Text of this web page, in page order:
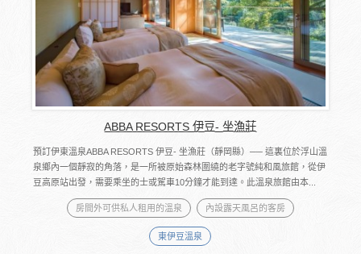
ABBA RESORTS 伊豆- 坐漁莊
預訂伊東溫泉ABBA RESORTS 伊豆- 坐漁莊（靜岡縣）── 這裏位於浮山溫
泉鄉內一個靜寂的角落，是一所被原始森林圍繞的老字號純和風旅館，從伊
豆高原站出發，需要乘坐的士或駕車10分鐘才能到達。此溫泉旅館由本...
房間外可供私人租用的溫泉 內設露天風呂的客房
東伊豆溫泉